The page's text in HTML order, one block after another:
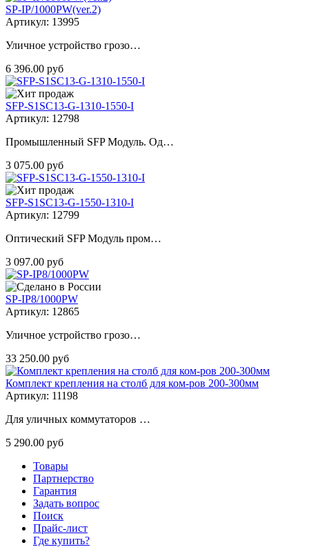
SP-IP/1000PW(ver.2)
Артикул: 13995
Уличное устройство грозо…
6 396.00 руб
SFP-S1SC13-G-1310-1550-I
Артикул: 12798
Промышленный SFP Модуль. Од…
3 075.00 руб
SFP-S1SC13-G-1550-1310-I
Артикул: 12799
Оптический SFP Модуль пром…
3 097.00 руб
SP-IP8/1000PW
Артикул: 12865
Уличное устройство грозо…
33 250.00 руб
Комплект крепления на столб для ком-ров 200-300мм
Артикул: 11198
Для уличных коммутаторов …
5 290.00 руб
Товары
Партнерство
Гарантия
Задать вопрос
Поиск
Прайс-лист
Где купить?